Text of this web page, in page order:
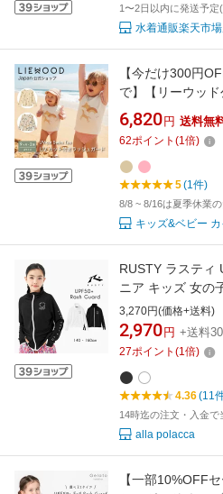
1〜2日以内に発送予
水着通販楽天市
【今だけ300円
で】【リーウッ
ー 水着 長袖 女の
サイズ 75 80 85
外線 対策 日焼け
スイミング 海 水
6,820 円 送料無
62ポイント (1倍)
5(1件)
8/8 ~ 8/16は夏季休業
キッズ&ベビー
RUSTY ラスティ
ニア キッズ 女の
女兼用 速乾 軽量
着 スクール水着
UV ラッシュ
3,270円(価格+送料)
2,970 円 +送料
27ポイント (1倍)
4.36(11
14時迄の注文・入金
alla polacca
【一部10%OFF